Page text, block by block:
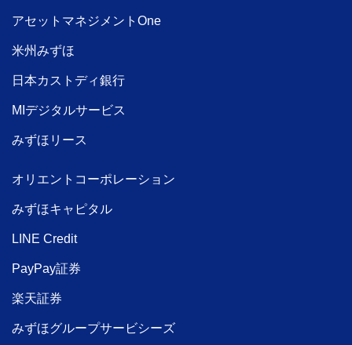
アセットマネジメントOne
米州みずほ
日本カストディ銀行
MIデジタルサービス
みずほリース
オリエントコーポレーション
みずほキャピタル
LINE Credit
PayPay証券
楽天証券
みずほグループサービシーズ